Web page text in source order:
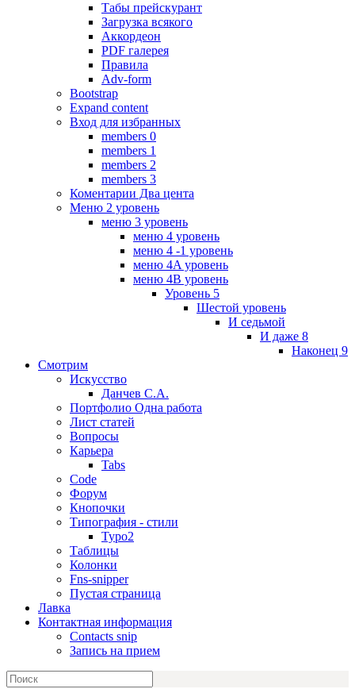
Табы прейскурант
Загрузка всякого
Аккордеон
PDF галерея
Правила
Adv-form
Bootstrap
Expand content
Вход для избранных
members 0
members 1
members 2
members 3
Коментарии Два цента
Меню 2 уровень
меню 3 уровень
меню 4 уровень
меню 4 -1 уровень
меню 4A уровень
меню 4B уровень
Уровень 5
Шестой уровень
И седьмой
И даже 8
Наконец 9
Смотрим
Искусство
Данчев С.А.
Портфолио Одна работа
Лист статей
Вопросы
Карьера
Tabs
Code
Форум
Кнопочки
Типография - стили
Typo2
Таблицы
Колонки
Fns-snipper
Пустая страница
Лавка
Контактная информация
Contacts snip
Запись на прием